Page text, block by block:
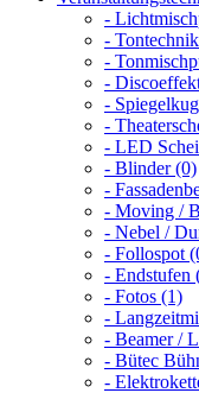
-
-
-
-
-
-
- LED
- Blinder (0)
-
- Moving /
- Nebel /
- Follospot
- Endstufen
- Fotos (1)
-
- Beamer /
- Bütec
-